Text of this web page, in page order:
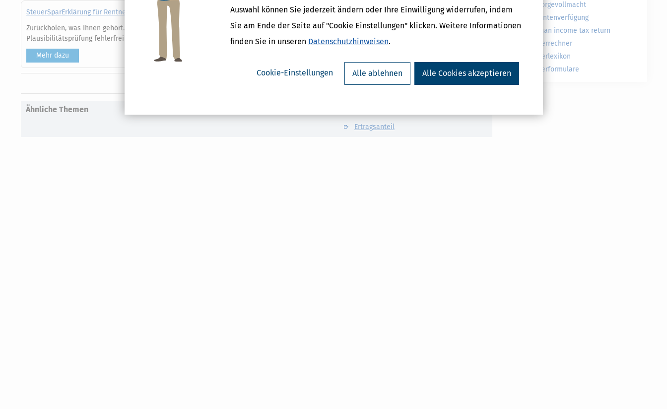
Auswahl können Sie jederzeit ändern oder Ihre Einwilligung widerrufen, indem
Sie am Ende der Seite auf "Cookie Einstellungen" klicken. Weitere Informationen
finden Sie in unseren Datenschutzhinweisen.
Cookie-Einstellungen Alle ablehnen Alle Cookies akzeptieren
SteuerSparErklärung für Rentner (Steuerjahr 2025)
Zurückholen, was Ihnen gehört. Exklusive Steuertipps für Rentner, inkl. Digitaler Steuerwissen-Datenbank. Dank der
Plausibilitätsprüfung fehlerfrei und ohne Vorkenntnisse zur Abgabe.
Mehr dazu
Druckversion
Ähnliche Themen
Ertragsanteil
Vorsorgevollmacht
Patientenverfügung
German income tax return
Steuerrechner
Steuerlexikon
Steuerformulare